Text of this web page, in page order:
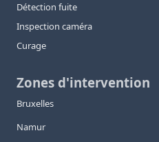
Détection fuite
Inspection caméra
Curage
Zones d'intervention
Bruxelles
Namur